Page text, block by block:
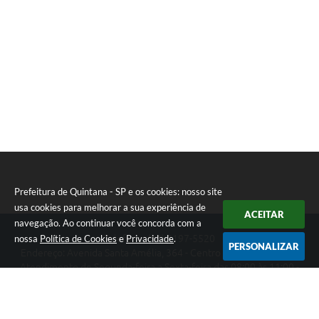
Prefeitura de Quintana - SP e os cookies: nosso site
usa cookies para melhorar a sua experiência de
navegação. Ao continuar você concorda com a
nossa Política de Cookies e Privacidade.
ACEITAR
PERSONALIZAR
Telefone: (14) 3197-5520
Endereço: Avenida Santa Amélia, 364 - Centro | CEP: 17670-003
Atendimento de Segunda-feira a Sexta-feira das 08:00 às 11:00 -